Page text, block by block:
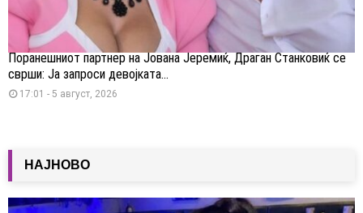
Поранешниот партнер на Јована Јеремиќ, Драган Станковиќ се
сврши: Ја запроси девојката...
17:01 - 5 август, 2026
НАЈНОВО